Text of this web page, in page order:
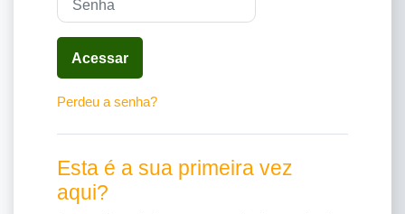
Acessar
Perdeu a senha?
Esta é a sua primeira vez
aqui?